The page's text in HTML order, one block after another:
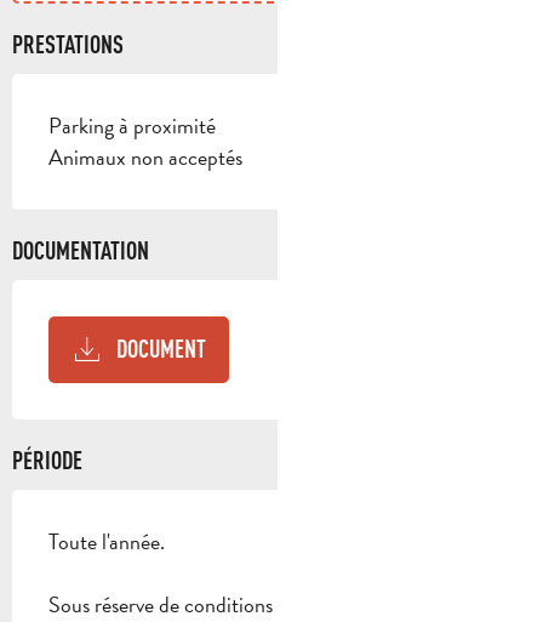
PRESTATIONS
Parking à proximité
Animaux non acceptés
DOCUMENTATION
DOCUMENT
PÉRIODE
Toute l'année.
Sous réserve de conditions météo favorables.